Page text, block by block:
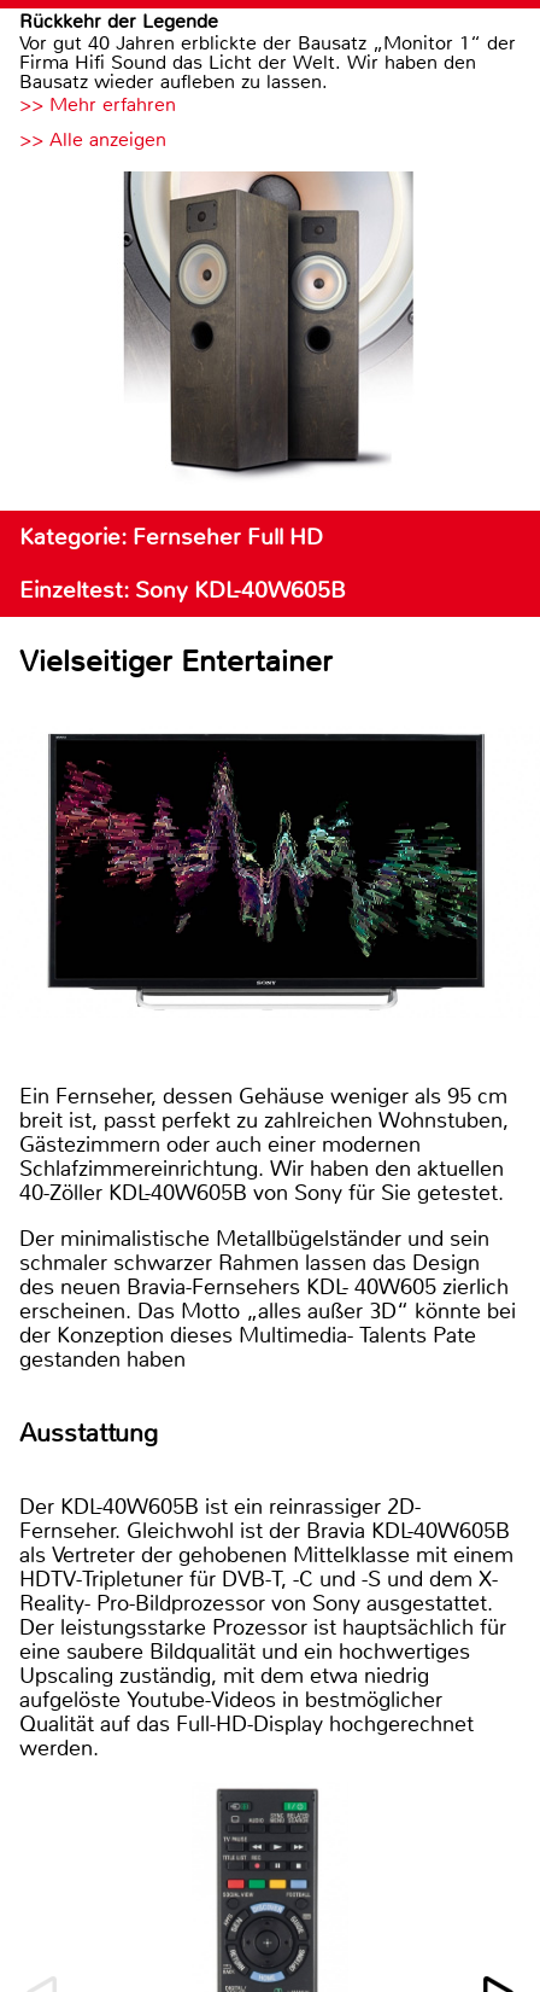
Rückkehr der Legende
Vor gut 40 Jahren erblickte der Bausatz „Monitor 1“ der
Firma Hifi Sound das Licht der Welt. Wir haben den
Bausatz wieder aufleben zu lassen.
>> Mehr erfahren
>> Alle anzeigen
Kategorie: Fernseher Full HD
Einzeltest: Sony KDL-40W605B
Vielseitiger Entertainer
Ein Fernseher, dessen Gehäuse weniger als 95 cm
breit ist, passt perfekt zu zahlreichen Wohnstuben,
Gästezimmern oder auch einer modernen
Schlafzimmereinrichtung. Wir haben den aktuellen
40-Zöller KDL-40W605B von Sony für Sie getestet.
Der minimalistische Metallbügelständer und sein
schmaler schwarzer Rahmen lassen das Design
des neuen Bravia-Fernsehers KDL- 40W605 zierlich
erscheinen. Das Motto „alles außer 3D“ könnte bei
der Konzeption dieses Multimedia- Talents Pate
gestanden haben
Ausstattung
Der KDL-40W605B ist ein reinrassiger 2D-
Fernseher. Gleichwohl ist der Bravia KDL-40W605B
als Vertreter der gehobenen Mittelklasse mit einem
HDTV-Tripletuner für DVB-T, -C und -S und dem X-
Reality- Pro-Bildprozessor von Sony ausgestattet.
Der leistungsstarke Prozessor ist hauptsächlich für
eine saubere Bildqualität und ein hochwertiges
Upscaling zuständig, mit dem etwa niedrig
aufgelöste Youtube-Videos in bestmöglicher
Qualität auf das Full-HD-Display hochgerechnet
werden.